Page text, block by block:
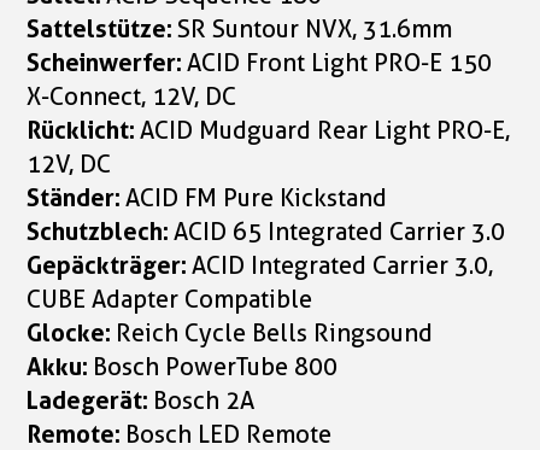
Sattelstütze:SR Suntour NVX, 31.6mm
Scheinwerfer:ACID Front Light PRO-E 150
X-Connect, 12V, DC
Rücklicht:ACID Mudguard Rear Light PRO-E,
12V, DC
Ständer:ACID FM Pure Kickstand
Schutzblech:ACID 65 Integrated Carrier 3.0
Gepäckträger:ACID Integrated Carrier 3.0,
CUBE Adapter Compatible
Glocke: Reich Cycle Bells Ringsound
Akku: Bosch PowerTube 800
Ladegerät: Bosch 2A
Remote: Bosch LED Remote